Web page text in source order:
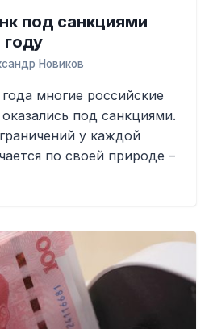
под санкциями
году
Новиков
многие российские
под санкциями.
у каждой
по своей природе –